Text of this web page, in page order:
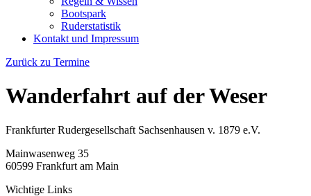
Bootspark
Ruderstatistik
Kontakt und Impressum
Zurück zu Termine
Wanderfahrt auf der Weser
Frankfurter Rudergesellschaft Sachsenhausen v. 1879 e.V.
Mainwasenweg 35
60599 Frankfurt am Main
Wichtige Links